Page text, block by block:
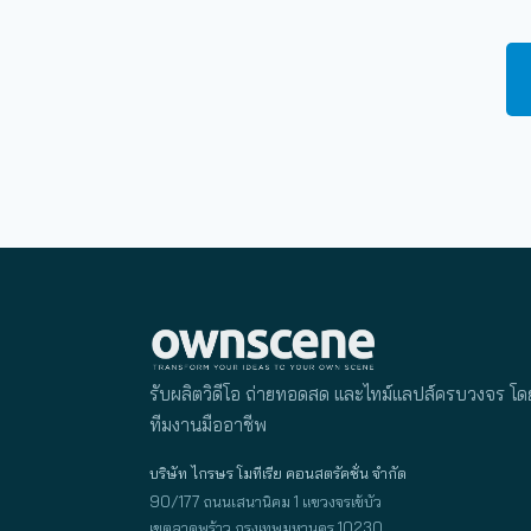
รับผลิตวิดีโอ ถ่ายทอดสด และไทม์แลปส์ครบวงจร โด
ทีมงานมืออาชีพ
บริษัท ไกรษร โมทีเรีย คอนสตรัคชั่น จำกัด
90/177 ถนนเสนานิคม 1 แขวงจรเข้บัว
เขตลาดพร้าว กรุงเทพมหานคร 10230